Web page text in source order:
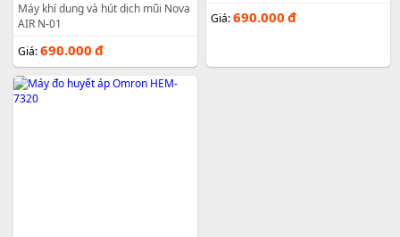
Máy khí dung và hút dịch mũi Nova
AIR N-01
Giá:690.000 đ
Giá:690.000 đ